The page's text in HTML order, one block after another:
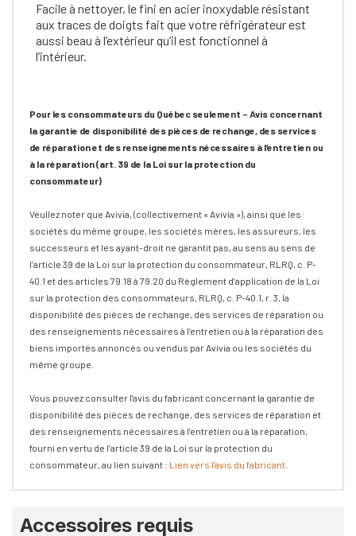
Facile à nettoyer, le fini en acier inoxydable résistant
aux traces de doigts fait que votre réfrigérateur est
aussi beau à l’extérieur qu’il est fonctionnel à
l’intérieur.
Pour les consommateurs du Québec seulement – Avis concernant
la garantie de disponibilité des pièces de rechange, des services
de réparation et des renseignements nécessaires à l’entretien ou
à la réparation (art. 39 de la Loi sur la protection du
consommateur)
Veullez noter que Avivia, (collectivement « Avivia »), ainsi que les
sociétés du même groupe, les sociétés mères, les assureurs, les
successeurs et les ayant-droit ne garantit pas, au sens au sens de
l’article 39 de la Loi sur la protection du consommateur, RLRQ, c. P-
40.1 et des articles 79.18 à 79.20 du Règlement d’application de la Loi
sur la protection des consommateurs, RLRQ, c. P-40.1, r. 3, la
disponibilité des pièces de rechange, des services de réparation ou
des renseignements nécessaires à l’entretien ou à la réparation des
biens importés annoncés ou vendus par Avivia ou les sociétés du
même groupe.
Vous pouvez consulter l'avis du fabricant concernant la garantie de
disponibilité des pièces de rechange, des services de réparation et
des renseignements nécessaires à l’entretien ou à la réparation,
fourni en vertu de l’article 39 de la Loi sur la protection du
consommateur, au lien suivant : Lien vers l'avis du fabricant
Accessoires requis